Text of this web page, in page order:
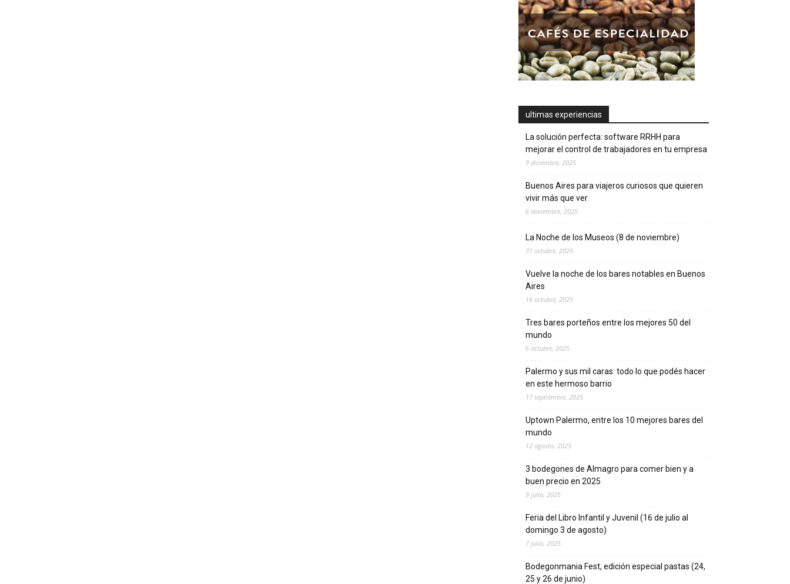
ultimas experiencias
La solución perfecta: software RRHH para
mejorar el control de trabajadores en tu empresa
9 diciembre, 2025
Buenos Aires para viajeros curiosos que quieren
vivir más que ver
6 noviembre, 2025
La Noche de los Museos (8 de noviembre)
31 octubre, 2025
Vuelve la noche de los bares notables en Buenos
Aires
16 octubre, 2025
Tres bares porteños entre los mejores 50 del
mundo
6 octubre, 2025
Palermo y sus mil caras: todo lo que podés hacer
en este hermoso barrio
17 septiembre, 2025
Uptown Palermo, entre los 10 mejores bares del
mundo
12 agosto, 2025
3 bodegones de Almagro para comer bien y a
buen precio en 2025
9 julio, 2025
Feria del Libro Infantil y Juvenil (16 de julio al
domingo 3 de agosto)
7 julio, 2025
Bodegonmania Fest, edición especial pastas (24,
25 y 26 de junio)